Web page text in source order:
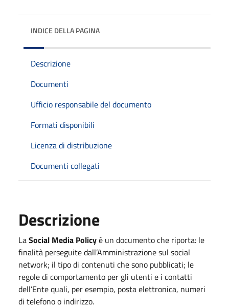
INDICE DELLA PAGINA
Descrizione
Documenti
Ufficio responsabile del documento
Formati disponibili
Licenza di distribuzione
Documenti collegati
Descrizione
LaSocial Media Policyè un documento che riporta: le
finalità perseguite dall’Amministrazione sul social
network; il tipo di contenuti che sono pubblicati; le
regole di comportamento per gli utenti e i contatti
dell’Ente quali, per esempio, posta elettronica, numeri
di telefono o indirizzo.